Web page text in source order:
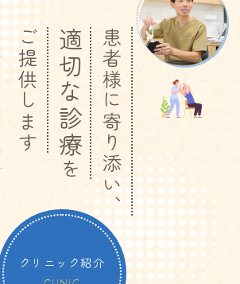
患者様に寄り添い、
適切な診療
を
ご提供します
クリニック紹介